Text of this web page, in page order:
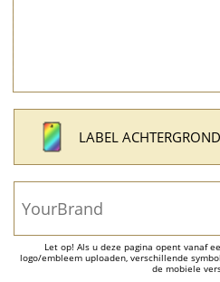
LABEL ACHTERGROND
Let op! Als u deze pagina opent vanaf
logo/embleem uploaden, verschillende
de mobiele